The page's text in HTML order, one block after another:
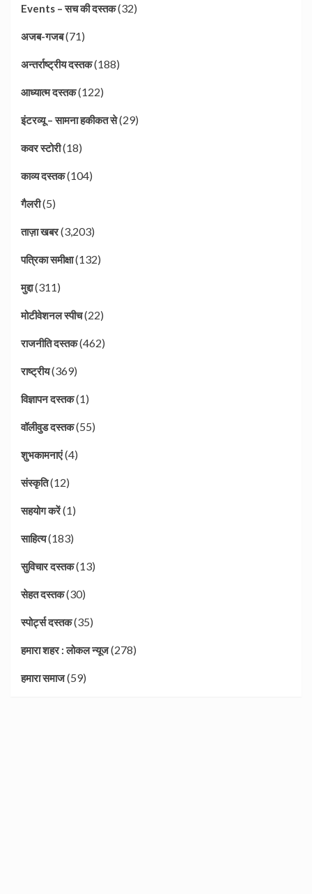
Events – सच की दस्तक(32)
अजब-गजब(71)
अन्तर्राष्ट्रीय दस्तक(188)
आध्यात्म दस्तक(122)
इंटरव्यू – सामना हकीकत से(29)
कवर स्टोरी(18)
काव्य दस्तक(104)
गैलरी(5)
ताज़ा खबर(3,203)
पत्रिका समीक्षा(132)
मुद्दा(311)
मोटीवेशनल स्पीच(22)
राजनीति दस्तक(462)
राष्ट्रीय(369)
विज्ञापन दस्तक(1)
वॉलीवुड दस्तक(55)
शुभकामनाएं(4)
संस्कृति(12)
सहयोग करें(1)
साहित्य(183)
सुविचार दस्तक(13)
सेहत दस्तक(30)
स्पोर्ट्स दस्तक(35)
हमारा शहर : लोकल न्यूज(278)
हमारा समाज(59)